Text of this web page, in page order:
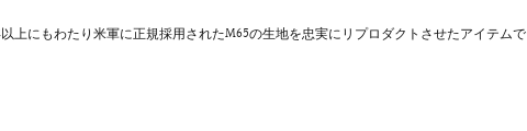
上にもわたり米軍に正規採用されたM65の生地を忠実にリプロダクトさせたアイテムで